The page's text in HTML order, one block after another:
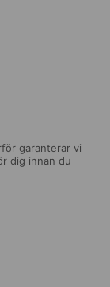
garanterar vi
dig innan du